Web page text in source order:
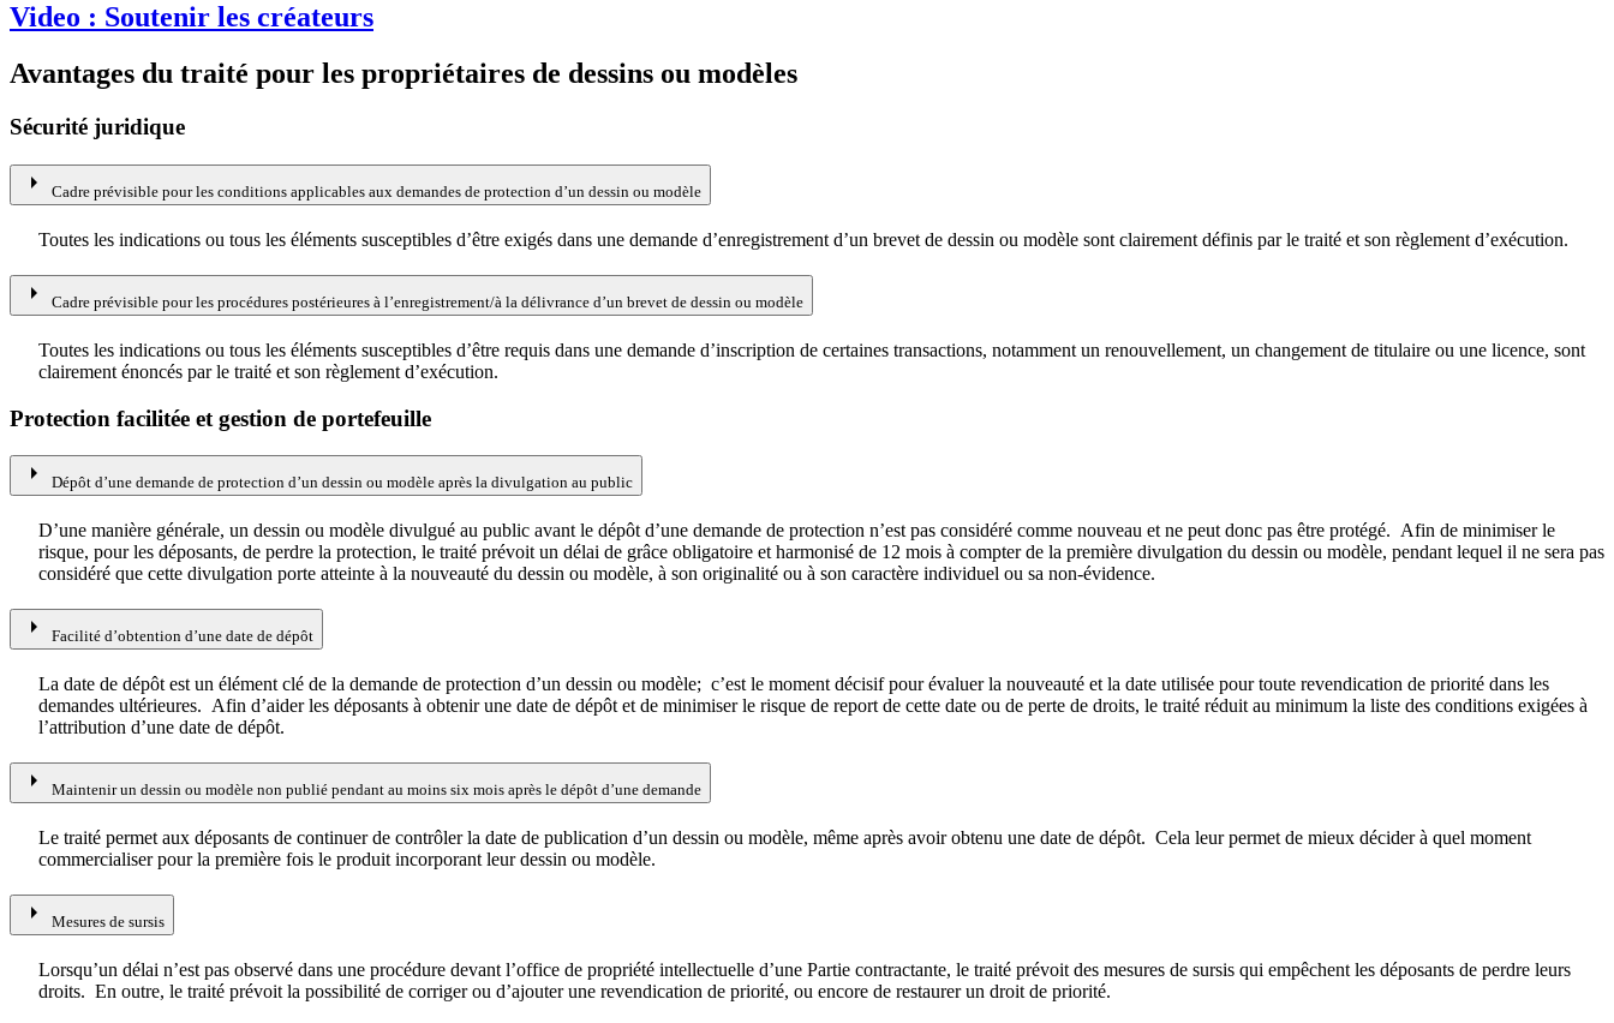
Video : Soutenir les créateurs
Avantages du traité pour les propriétaires de dessins ou modèles
Sécurité juridique
arrow_right Cadre prévisible pour les conditions applicables aux demandes de protection d’un dessin ou modèle
Toutes les indications ou tous les éléments susceptibles d’être exigés dans une demande d’enregistrement d’un brevet de dessin ou modèle sont clairement définis par le traité et son règlement d’exécution.
arrow_right Cadre prévisible pour les procédures postérieures à l’enregistrement/à la délivrance d’un brevet de dessin ou modèle
Toutes les indications ou tous les éléments susceptibles d’être requis dans une demande d’inscription de certaines transactions, notamment un renouvellement, un changement de titulaire ou une licence, sont
clairement énoncés par le traité et son règlement d’exécution.
Protection facilitée et gestion de portefeuille
arrow_right Dépôt d’une demande de protection d’un dessin ou modèle après la divulgation au public
D’une manière générale, un dessin ou modèle divulgué au public avant le dépôt d’une demande de protection n’est pas considéré comme nouveau et ne peut donc pas être protégé. Afin de minimiser le
risque, pour les déposants, de perdre la protection, le traité prévoit un délai de grâce obligatoire et harmonisé de 12 mois à compter de la première divulgation du dessin ou modèle, pendant lequel il ne sera pas
considéré que cette divulgation porte atteinte à la nouveauté du dessin ou modèle, à son originalité ou à son caractère individuel ou sa non-évidence.
arrow_right Facilité d’obtention d’une date de dépôt
La date de dépôt est un élément clé de la demande de protection d’un dessin ou modèle; c’est le moment décisif pour évaluer la nouveauté et la date utilisée pour toute revendication de priorité dans les
demandes ultérieures. Afin d’aider les déposants à obtenir une date de dépôt et de minimiser le risque de report de cette date ou de perte de droits, le traité réduit au minimum la liste des conditions exigées à
l’attribution d’une date de dépôt.
arrow_right Maintenir un dessin ou modèle non publié pendant au moins six mois après le dépôt d’une demande
Le traité permet aux déposants de continuer de contrôler la date de publication d’un dessin ou modèle, même après avoir obtenu une date de dépôt. Cela leur permet de mieux décider à quel moment
commercialiser pour la première fois le produit incorporant leur dessin ou modèle.
arrow_right Mesures de sursis
Lorsqu’un délai n’est pas observé dans une procédure devant l’office de propriété intellectuelle d’une Partie contractante, le traité prévoit des mesures de sursis qui empêchent les déposants de perdre leurs
droits. En outre, le traité prévoit la possibilité de corriger ou d’ajouter une revendication de priorité, ou encore de restaurer un droit de priorité.